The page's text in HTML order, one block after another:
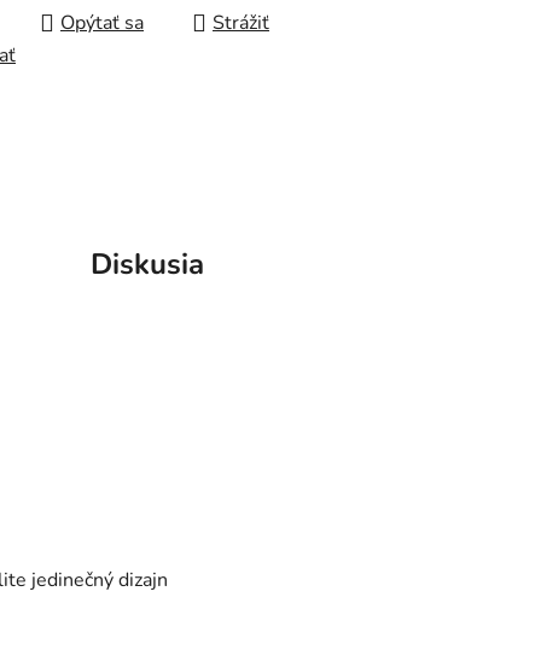
Opýtať sa
Strážiť
Diskusia
jedinečný dizajn